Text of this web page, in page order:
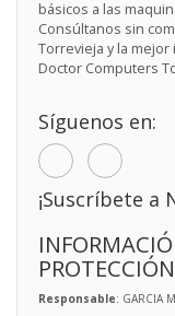
básicos a las
Consúltanos sin
Torrevieja y la
Doctor Computers
Síguenos en:
¡Suscríbete a
Responsable: GARCIA